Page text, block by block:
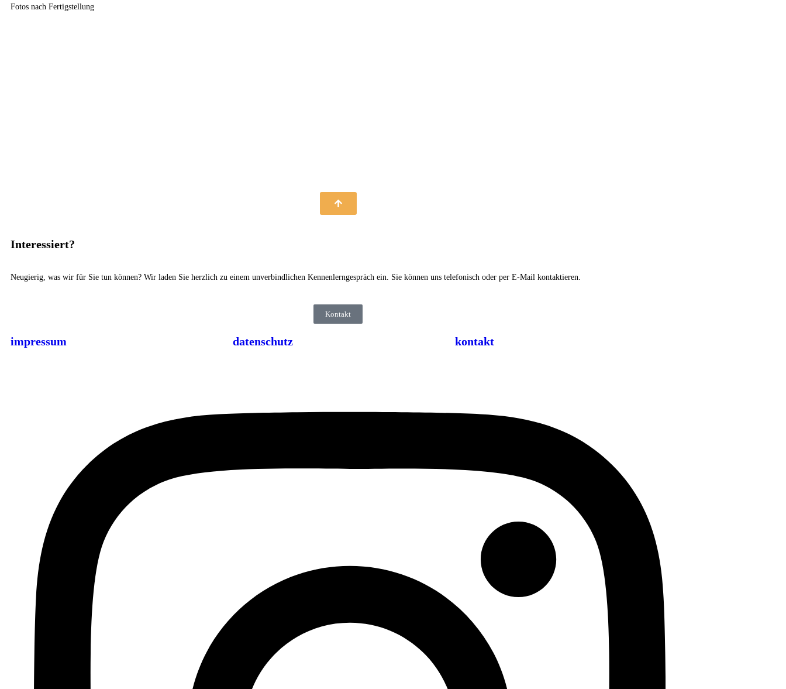
Fotos nach Fertigstellung
Interessiert?
Neugierig, was wir für Sie tun können? Wir laden Sie herzlich zu einem unverbindlichen Kennenlerngespräch ein. Sie können uns telefonisch oder per E-Mail kontaktieren.
Kontakt
impressum datenschutz kontakt